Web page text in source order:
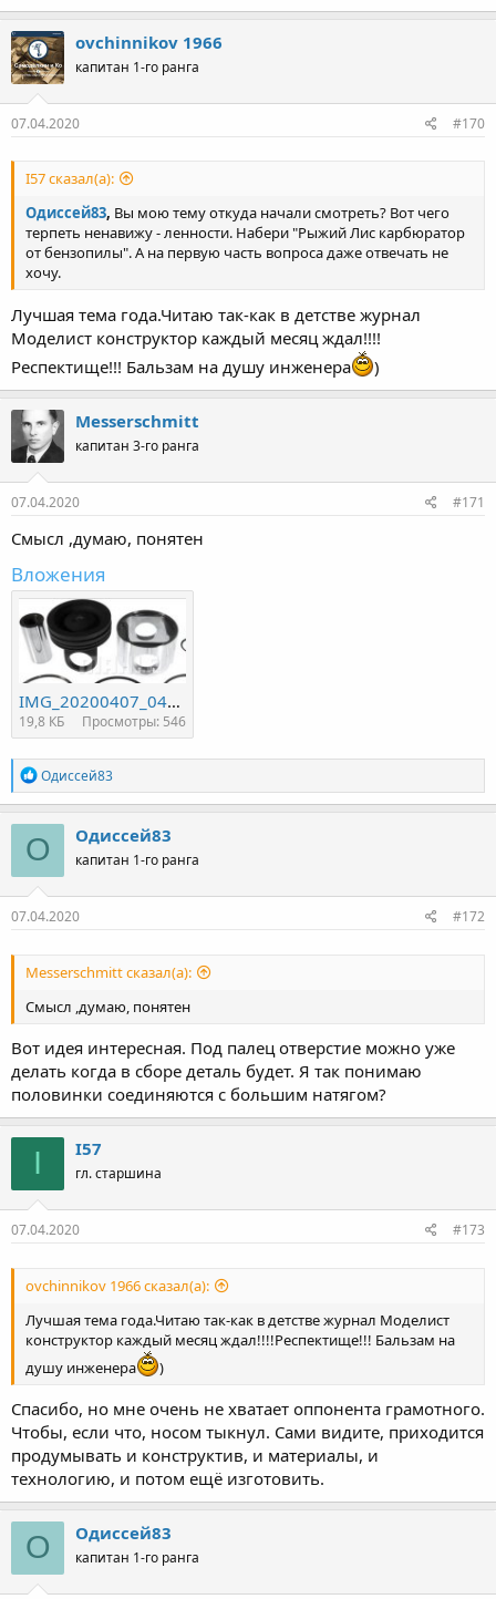
ovchinnikov 1966
капитан 1-го ранга
07.04.2020 #170
I57 сказал(а):
Одиссей83, Вы мою тему откуда начали смотреть? Вот чего
терпеть ненавижу - ленности. Набери "Рыжий Лис карбюратор
от бензопилы". А на первую часть вопроса даже отвечать не
хочу.
Лучшая тема года.Читаю так-как в детстве журнал
Моделист конструктор каждый месяц ждал!!!!
Респектище!!! Бальзам на душу инженера
)
Messerschmitt
капитан 3-го ранга
07.04.2020 #171
Смысл ,думаю, понятен
Вложения
IMG_20200407_040741_149.jpg
19,8 КБ Просмотры: 546
Р
е
а
к
ц
и
и
:
Одиссей83
О Одиссей83
капитан 1-го ранга
07.04.2020 #172
Messerschmitt сказал(а):
Смысл ,думаю, понятен
Вот идея интересная. Под палец отверстие можно уже
делать когда в сборе деталь будет. Я так понимаю
половинки соединяются с большим натягом?
I I57
гл. старшина
07.04.2020 #173
ovchinnikov 1966 сказал(а):
Лучшая тема года.Читаю так-как в детстве журнал Моделист
конструктор каждый месяц ждал!!!!Респектище!!! Бальзам на
душу инженера
)
Спасибо, но мне очень не хватает оппонента грамотного.
Чтобы, если что, носом тыкнул. Сами видите, приходится
продумывать и конструктив, и материалы, и
технологию, и потом ещё изготовить.
О Одиссей83
капитан 1-го ранга